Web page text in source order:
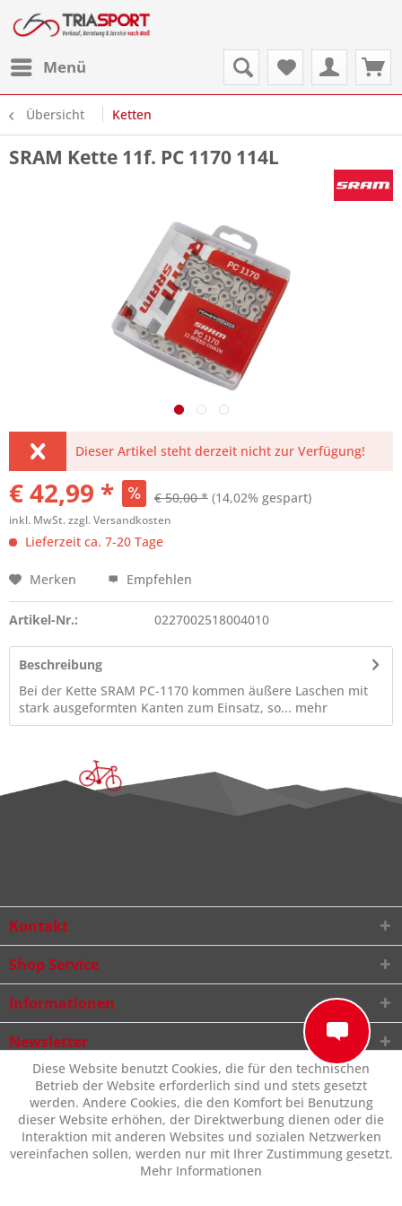
Menü
Übersicht Ketten
SRAM Kette 11f. PC 1170 114L
Dieser Artikel steht derzeit nicht zur Verfügung!
€ 42,99 * € 50,00 * (14,02% gespart)
inkl. MwSt.zzgl. Versandkosten
Lieferzeit ca. 7-20 Tage
Merken Empfehlen
Artikel-Nr.: 0227002518004010
Beschreibung
Bei der Kette SRAM PC-1170 kommen äußere Laschen mit
stark ausgeformten Kanten zum Einsatz, so... mehr
Kontakt
Shop Service
Informationen
Newsletter
Diese Website benutzt Cookies, die für den technischen
Betrieb der Website erforderlich sind und stets gesetzt
werden. Andere Cookies, die den Komfort bei Benutzung
dieser Website erhöhen, der Direktwerbung dienen oder die
Interaktion mit anderen Websites und sozialen Netzwerken
vereinfachen sollen, werden nur mit Ihrer Zustimmung gesetzt.
Mehr Informationen